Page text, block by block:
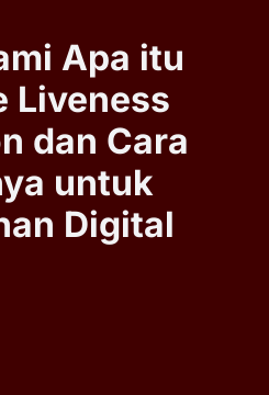
Apa itu
Liveness
dan Cara
untuk
Digital